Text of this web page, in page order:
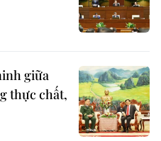
giữa
thực chất,